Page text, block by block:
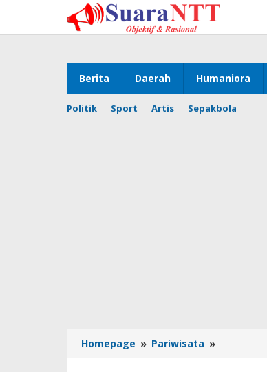
konten
Berita Daerah Humaniora
Politik Sport Artis Sepakbola
Homepage » Pariwisata »
Seni